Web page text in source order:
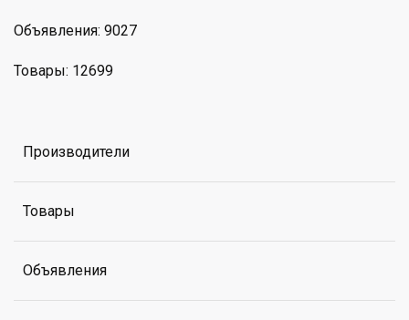
Объявления: 9027
Товары: 12699
Производители
Товары
Объявления